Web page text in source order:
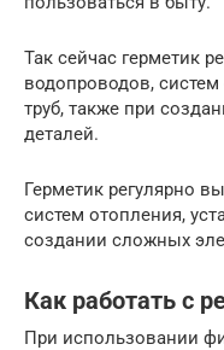
Так сейчас герметик
водопроводов,
труб, также при
деталей.
Герметик регулярно
систем отопления,
создании сложных
Как работать с
При использовании